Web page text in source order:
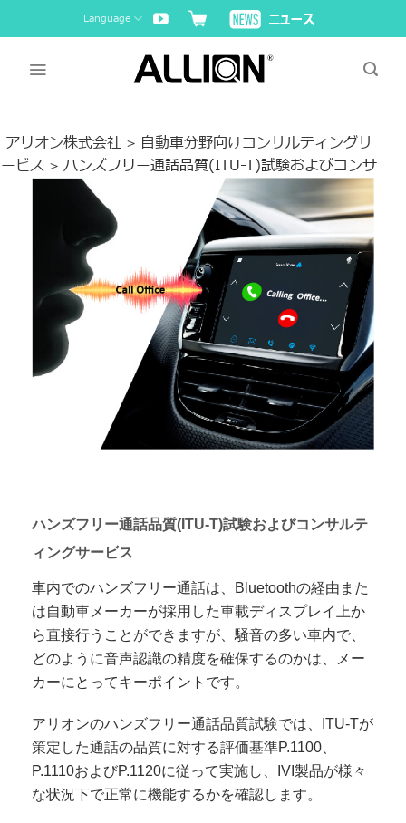
to
Language
アリオン株式会社> 自動車分野向けコンサルティングサ
ービス> ハンズフリー通話品質(ITU-T)試験およびコンサ
ルティングサービス
ハンズフリー通話品質(ITU-T)試験およびコンサルテ
ィングサービス
車内でのハンズフリー通話は、Bluetoothの経由また
は自動車メーカーが採用した車載ディスプレイ上か
ら直接行うことができますが、騒音の多い車内で、
どのように音声認識の精度を確保するのかは、メー
カーにとってキーポイントです。
アリオンのハンズフリー通話品質試験では、ITU-Tが
策定した通話の品質に対する評価基準P.1100、
P.1110およびP.1120に従って実施し、IVI製品が様々
な状況下で正常に機能するかを確認します。